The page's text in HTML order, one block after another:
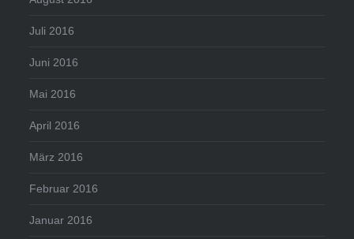
Juli 2016
Juni 2016
Mai 2016
April 2016
März 2016
Februar 2016
Januar 2016